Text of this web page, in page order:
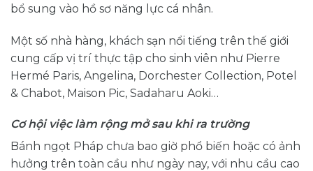
bổ sung vào hồ sơ năng lực cá nhân.
Một số nhà hàng, khách sạn nổi tiếng trên thế giới
cung cấp vị trí thực tập cho sinh viên như Pierre
Hermé Paris, Angelina, Dorchester Collection, Potel
& Chabot, Maison Pic, Sadaharu Aoki…
Cơ hội việc làm rộng mở sau khi ra trường
Bánh ngọt Pháp chưa bao giờ phổ biến hoặc có ảnh
hưởng trên toàn cầu như ngày nay, với nhu cầu cao